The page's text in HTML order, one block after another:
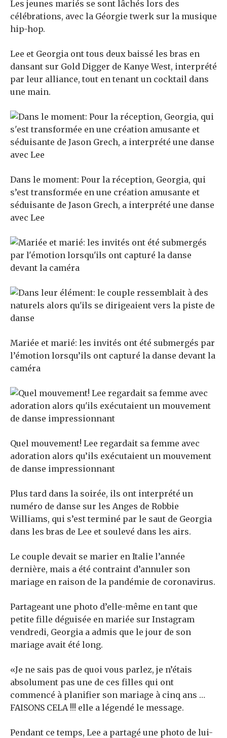
Les jeunes mariés se sont lâchés lors des
célébrations, avec la Géorgie twerk sur la musique
hip-hop.
Lee et Georgia ont tous deux baissé les bras en
dansant sur Gold Digger de Kanye West, interprété
par leur alliance, tout en tenant un cocktail dans
une main.
Dans le moment: Pour la réception, Georgia, qui
s’est transformée en une création amusante et
séduisante de Jason Grech, a interprété une danse
avec Lee
Mariée et marié: les invités ont été submergés par
l’émotion lorsqu’ils ont capturé la danse devant la
caméra
Quel mouvement! Lee regardait sa femme avec
adoration alors qu’ils exécutaient un mouvement
de danse impressionnant
Plus tard dans la soirée, ils ont interprété un
numéro de danse sur les Anges de Robbie
Williams, qui s’est terminé par le saut de Georgia
dans les bras de Lee et soulevé dans les airs.
Le couple devait se marier en Italie l’année
dernière, mais a été contraint d’annuler son
mariage en raison de la pandémie de coronavirus.
Partageant une photo d’elle-même en tant que
petite fille déguisée en mariée sur Instagram
vendredi, Georgia a admis que le jour de son
mariage avait été long.
«Je ne sais pas de quoi vous parlez, je n’étais
absolument pas une de ces filles qui ont
commencé à planifier son mariage à cinq ans …
FAISONS CELA !!! elle a légendé le message.
Pendant ce temps, Lee a partagé une photo de lui-